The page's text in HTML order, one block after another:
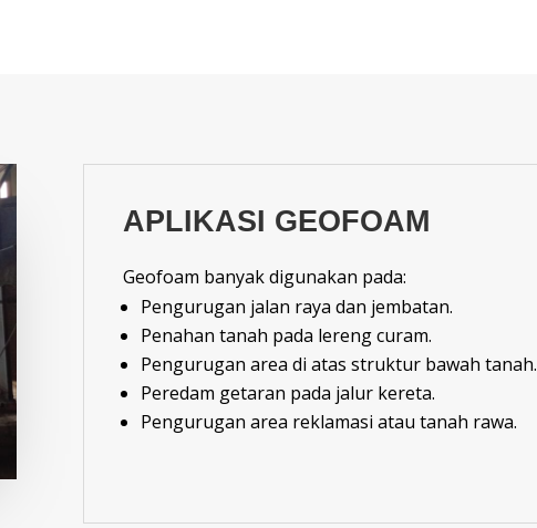
APLIKASI GEOFOAM
Geofoam banyak digunakan pada:
Pengurugan jalan raya dan jembatan.
Penahan tanah pada lereng curam.
Pengurugan area di atas struktur bawah tanah.
Peredam getaran pada jalur kereta.
Pengurugan area reklamasi atau tanah rawa.